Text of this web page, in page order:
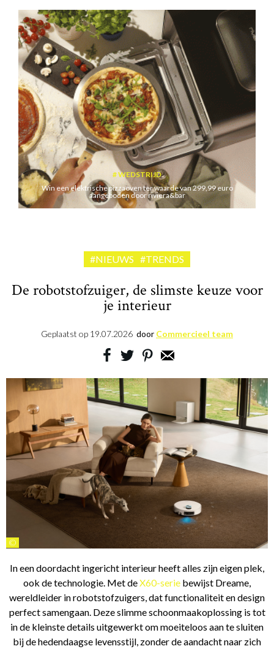
WEDSTRIJD
Win een elektrische pizzaoven ter waarde van 299,99 euro
aangeboden door riviera&bar
#NIEUWS #TRENDS
De robotstofzuiger, de slimste keuze voor
je interieur
Geplaatst op 19.07.2026 door Commercieel team
©
In een doordacht ingericht interieur heeft alles zijn eigen plek,
ook de technologie. Met deX60-serie bewijst Dreame,
wereldleider in robotstofzuigers, dat functionaliteit en design
perfect samengaan. Deze slimme schoonmaakoplossing is tot
in de kleinste details uitgewerkt om moeiteloos aan te sluiten
bij de hedendaagse levensstijl, zonder de aandacht naar zich